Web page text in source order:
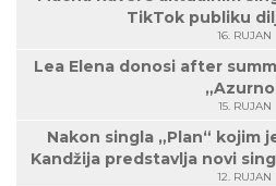
TikTok publiku
16. RUJAN
Lea Elena donosi after
15. RUJAN
Nakon singla „Plan“ kojim
Kandžija predstavlja novi
12. RUJAN